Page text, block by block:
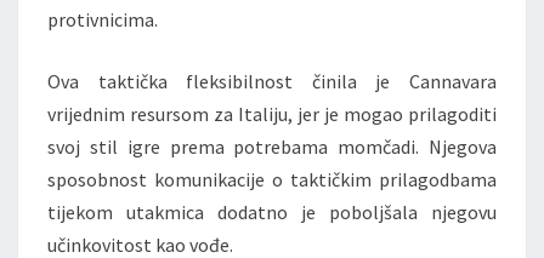
protivnicima.
Ova taktička fleksibilnost činila je Cannavara
vrijednim resursom za Italiju, jer je mogao prilagoditi
svoj stil igre prema potrebama momčadi. Njegova
sposobnost komunikacije o taktičkim prilagodbama
tijekom utakmica dodatno je poboljšala njegovu
učinkovitost kao vođe.